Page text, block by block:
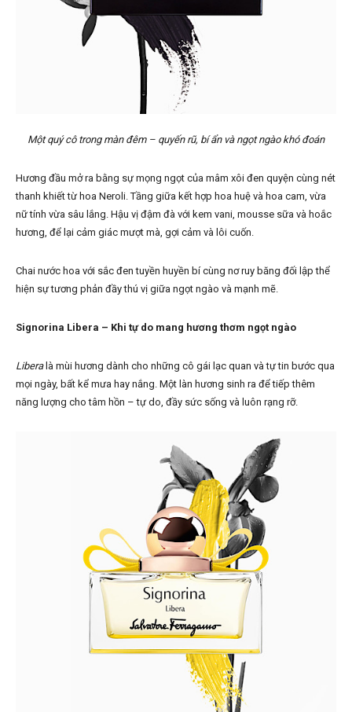
Một quý cô trong màn đêm – quyến rũ, bí ẩn và ngọt ngào khó đoán
Hương đầu mở ra bằng sự mọng ngọt của mâm xôi đen quyện cùng nét
thanh khiết từ hoa Neroli. Tầng giữa kết hợp hoa huệ và hoa cam, vừa
nữ tính vừa sâu lắng. Hậu vị đậm đà với kem vani, mousse sữa và hoắc
hương, để lại cảm giác mượt mà, gợi cảm và lôi cuốn.
Chai nước hoa với sắc đen tuyền huyền bí cùng nơ ruy băng đối lập thể
hiện sự tương phản đầy thú vị giữa ngọt ngào và mạnh mẽ.
Signorina Libera – Khi tự do mang hương thơm ngọt ngào
Liberalà mùi hương dành cho những cô gái lạc quan và tự tin bước qua
mọi ngày, bất kể mưa hay nắng. Một làn hương sinh ra để tiếp thêm
năng lượng cho tâm hồn – tự do, đầy sức sống và luôn rạng rỡ.